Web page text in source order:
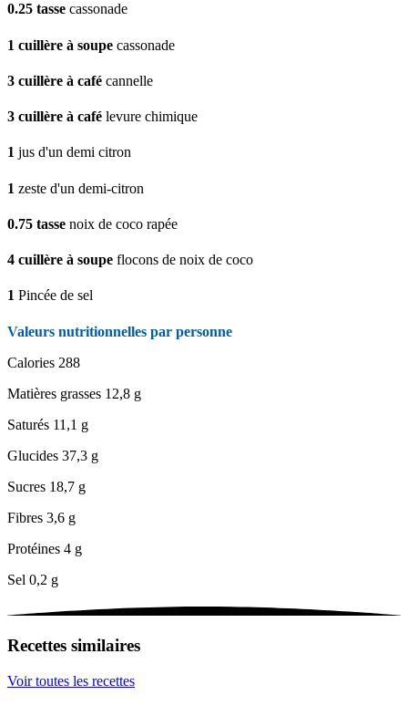
0.25 tasse cassonade
1 cuillère à soupe cassonade
3 cuillère à café cannelle
3 cuillère à café levure chimique
1 jus d'un demi citron
1 zeste d'un demi-citron
0.75 tasse noix de coco rapée
4 cuillère à soupe flocons de noix de coco
1 Pincée de sel
Valeurs nutritionnelles par personne
Calories 288
Matières grasses 12,8 g
Saturés 11,1 g
Glucides 37,3 g
Sucres 18,7 g
Fibres 3,6 g
Protéines 4 g
Sel 0,2 g
Recettes similaires
Voir toutes les recettes